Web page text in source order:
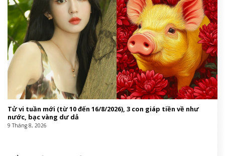
Tử vi tuần mới (từ 10 đến 16/8/2026), 3 con giáp tiền về như
nước, bạc vàng dư dả
9 Tháng 8, 2026